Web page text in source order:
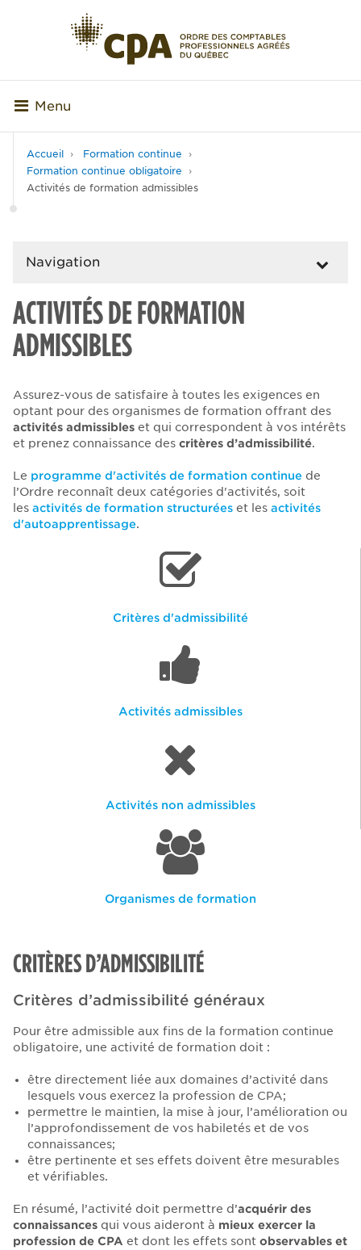
Menu
Accueil
Formation continue
Formation continue obligatoire
Activités de formation admissibles
Navigation
ACTIVITÉS DE FORMATION
ADMISSIBLES
Assurez-vous de satisfaire à toutes les exigences en
optant pour des organismes de formation offrant des
activités admissibles et qui correspondent à vos intérêts
et prenez connaissance des critères d’admissibilité.
Le programme d'activités de formation continue de
l’Ordre reconnaît deux catégories d'activités, soit
les activités de formation structurées et les activités
d'autoapprentissage.
Critères d'admissibilité
Activités admissibles
Activités non admissibles
Organismes de formation
CRITÈRES D’ADMISSIBILITÉ
Critères d’admissibilité généraux
Pour être admissible aux fins de la formation continue
obligatoire, une activité de formation doit :
être directement liée aux domaines d’activité dans
lesquels vous exercez la profession de CPA;
permettre le maintien, la mise à jour, l’amélioration ou
l’approfondissement de vos habiletés et de vos
connaissances;
être pertinente et ses effets doivent être mesurables
et vérifiables.
En résumé, l’activité doit permettre d’acquérir des
connaissances qui vous aideront à mieux exercer la
profession de CPA et dont les effets sont observables et